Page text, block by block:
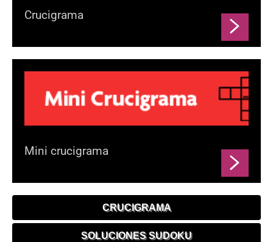
Crucigrama
Mini crucigrama
CRUCIGRAMA
SOLUCIONES SUDOKU